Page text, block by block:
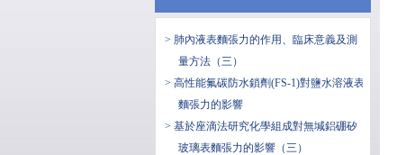
> 肺內液表麵張力的作用、臨床意義及測
量方法（三）
> 高性能氟碳防水鎖劑(FS-1)對鹽水溶液表
麵張力的影響
> 基於座滴法研究化學組成對無堿鋁硼矽
玻璃表麵張力的影響（三）